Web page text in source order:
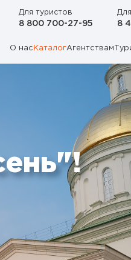
Для туристов
8 800 700-27-95 8
О нас КаталогАгентствам